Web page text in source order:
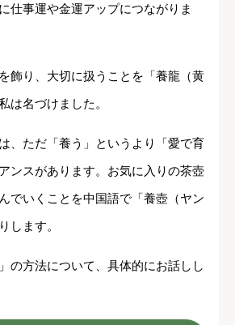
仕事運や金運アップにつながりま
飾り、大切に扱うことを「養龍（黄
は名づけました。
、ただ「養う」というより「愛で育
ンスがあります。お気に入りの茶壺
でいくことを中国語で「養壺（ヤン
します。
の方法について、具体的にお話しし